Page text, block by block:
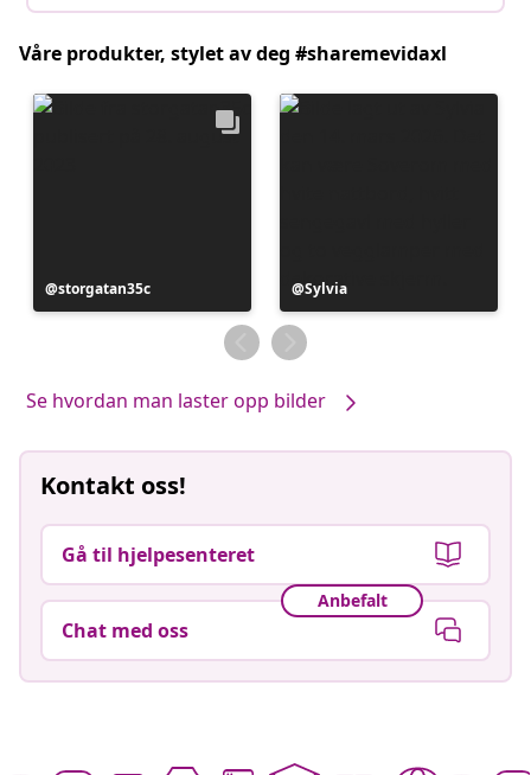
Våre produkter, stylet av deg #sharemevidaxl
Innlegg
publisert
storgatan35c
Innlegg
publisert
av
Sylvia
Se hvordan man laster opp bilder
Kontakt oss!
Gå til hjelpesenteret
Anbefalt
Chat med oss